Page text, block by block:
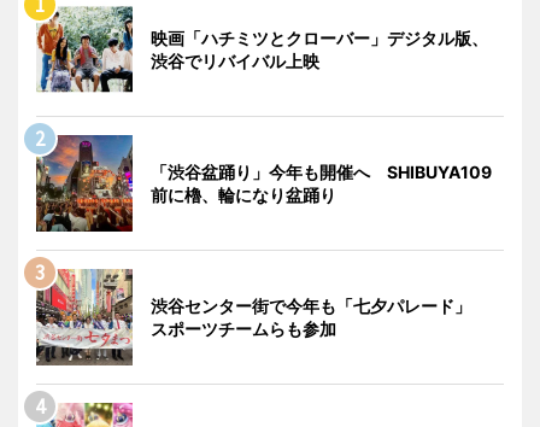
映画「ハチミツとクローバー」デジタル版、
渋谷でリバイバル上映
「渋谷盆踊り」今年も開催へ SHIBUYA109
前に櫓、輪になり盆踊り
渋谷センター街で今年も「七夕パレード」
スポーツチームらも参加